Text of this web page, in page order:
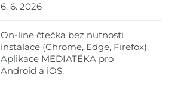
6. 6. 2026
On-line čtečka bez nutnosti
instalace (Chrome, Edge, Firefox).
Aplikace MEDIATÉKA pro
Android a iOS.